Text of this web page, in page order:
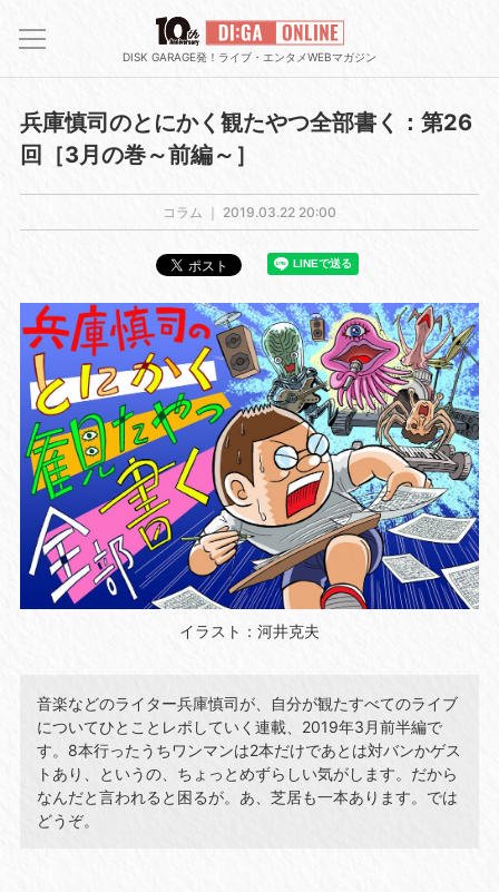
DISK GARAGE発！ライブ・エンタメWEBマガジン
兵庫慎司のとにかく観たやつ全部書く：第26
回［3月の巻～前編～］
コラム ｜ 2019.03.22 20:00
イラスト：河井克夫
音楽などのライター兵庫慎司が、自分が観たすべてのライブ
についてひとことレポしていく連載、2019年3月前半編で
す。8本行ったうちワンマンは2本だけであとは対バンかゲス
トあり、というの、ちょっとめずらしい気がします。だから
なんだと言われると困るが。あ、芝居も一本あります。では
どうぞ。